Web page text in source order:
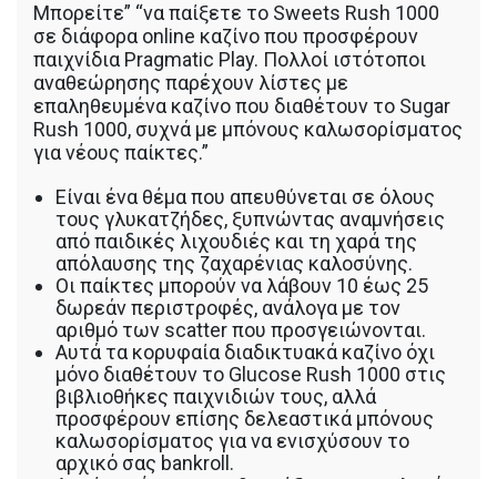
Μπορείτε” “να παίξετε το Sweets Rush 1000
σε διάφορα online καζίνο που προσφέρουν
παιχνίδια Pragmatic Play. Πολλοί ιστότοποι
αναθεώρησης παρέχουν λίστες με
επαληθευμένα καζίνο που διαθέτουν το Sugar
Rush 1000, συχνά με μπόνους καλωσορίσματος
για νέους παίκτες.”
Είναι ένα θέμα που απευθύνεται σε όλους
τους γλυκατζήδες, ξυπνώντας αναμνήσεις
από παιδικές λιχουδιές και τη χαρά της
απόλαυσης της ζαχαρένιας καλοσύνης.
Οι παίκτες μπορούν να λάβουν 10 έως 25
δωρεάν περιστροφές, ανάλογα με τον
αριθμό των scatter που προσγειώνονται.
Αυτά τα κορυφαία διαδικτυακά καζίνο όχι
μόνο διαθέτουν το Glucose Rush 1000 στις
βιβλιοθήκες παιχνιδιών τους, αλλά
προσφέρουν επίσης δελεαστικά μπόνους
καλωσορίσματος για να ενισχύσουν το
αρχικό σας bankroll.